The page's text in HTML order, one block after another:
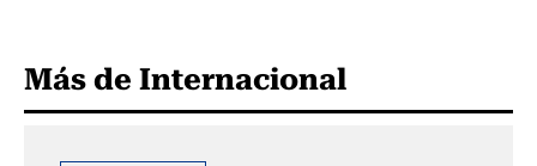
Más de Internacional